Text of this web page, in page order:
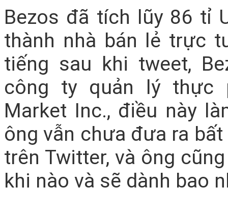
Bezos đã tích lũy 86 tỉ
thành nhà bán lẻ trực
tiếng sau khi tweet,
công ty quản lý thực
Market Inc., điều này
ông vẫn chưa đưa ra
trên Twitter, và ông
khi nào và sẽ dành bao